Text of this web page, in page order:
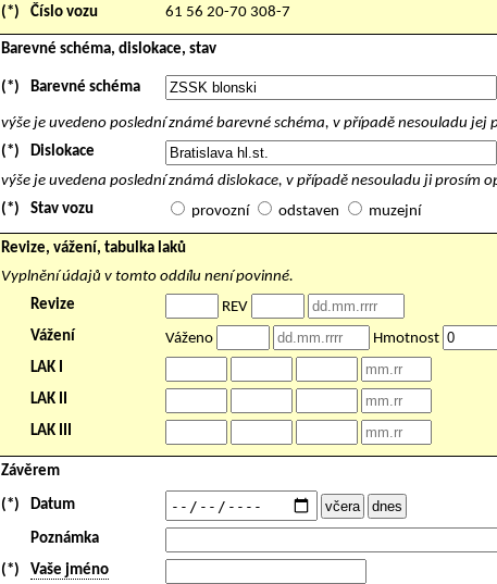
(*)
Číslo vozu 61 56 20-70 308-7
Barevné schéma, dislokace, stav
(*) Barevné schéma
výše je uvedeno poslední známé barevné schéma, v případě nesouladu jej
(*)
Dislokace
výše je uvedena poslední známá dislokace, v případě nesouladu ji prosím
(*)
Stav vozu provozní odstaven muzejní
Revize, vážení, tabulka laků
Vyplnění údajů v tomto oddílu není povinné.
Revize
REV
Vážení
Váženo Hmotnost
LAK I
LAK II
LAK III
Závěrem
(*) Datum
Poznámka
(*)
Vaše jméno